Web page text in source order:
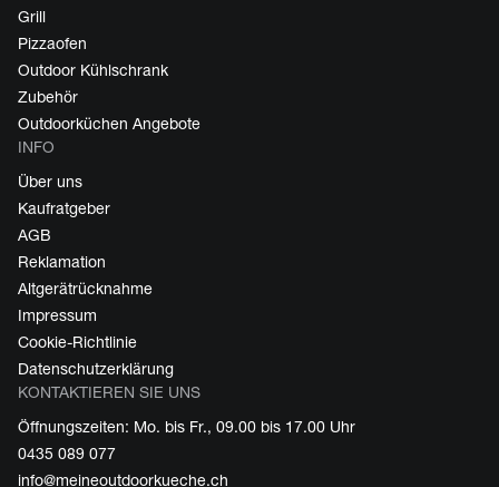
Grill
Pizzaofen
Outdoor Kühlschrank
Zubehör
Outdoorküchen Angebote
INFO
Über uns
Kaufratgeber
AGB
Reklamation
Altgerätrücknahme
Impressum
Cookie-Richtlinie
Datenschutzerklärung
KONTAKTIEREN SIE UNS
Öffnungszeiten: Mo. bis Fr., 09.00 bis 17.00 Uhr
0435 089 077
info@meineoutdoorkueche.ch